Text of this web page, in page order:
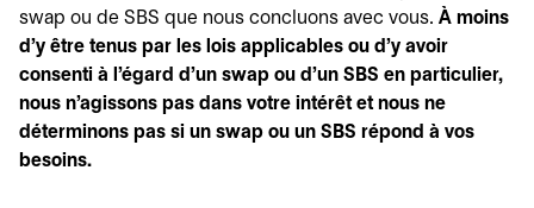
swap ou de SBS que nous concluons avec vous. À moins
d'y être tenus par les lois applicables ou d'y avoir
consenti à l'égard d'un swap ou d'un SBS en particulier,
nous n'agissons pas dans votre intérêt et nous ne
déterminons pas si un swap ou un SBS répond à vos
besoins.